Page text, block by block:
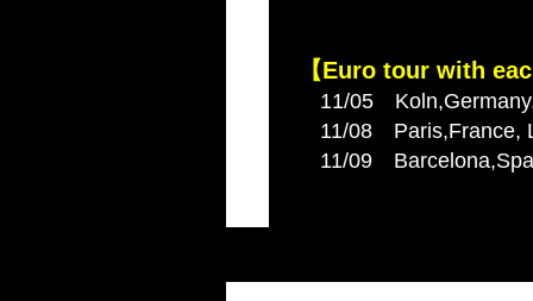
【Euro tour with
11/05
11/08 Paris,France,
11/09